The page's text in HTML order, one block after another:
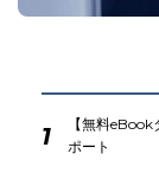
1
【無料
ポート